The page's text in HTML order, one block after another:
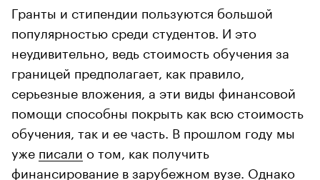
Гранты и стипендии пользуются большой
популярностью среди студентов. И это
неудивительно, ведь стоимость обучения за
границей предполагает, как правило,
серьезные вложения, а эти виды финансовой
помощи способны покрыть как всю стоимость
обучения, так и ее часть. В прошлом году мы
уже писали о том, как получить
финансирование в зарубежном вузе. Однако